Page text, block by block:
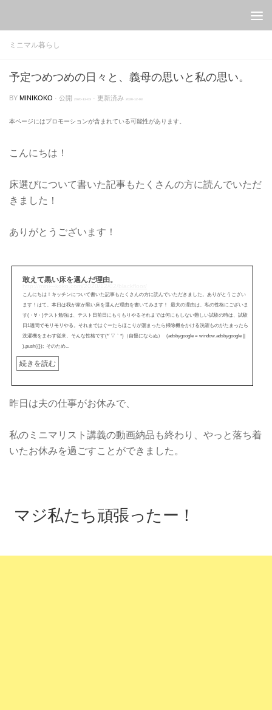
ミニマル暮らし
予定つめつめの日々と、義母の思いと私の思い。
BY MINIKOKO · 公開 2020-12-03 · 更新済み 2020-12-03
本ページにはプロモーションが含まれている可能性があります。
こんにちは！
床選びについて書いた記事もたくさんの方に読んでいただ
きました！
ありがとうございます！
敢えて黒い床を選んだ理由。
こんにちは！キッチンについて書いた記事もたくさんの方に読んでいただきました。ありがとうござい
ます！はて、本日は我が家が黒い床を選んだ理由を書いてみます！ 最大の理由は、私の性格にございま
す(・∀・)テスト勉強は、テスト日前日にもりもりやるそれまでは何にもしない難しい試験の時は、試験
日1週間でモリモリやる。それまではぐーたらほこりが溜まったら掃除機をかける洗濯ものがたまったら
洗濯機をまわす従来、そんな性格です(*´▽｀*)（自慢にならぬ） (adsbygoogle = window.adsbygoogle ||
).push({}); そのため...
続きを読む
昨日は夫の仕事がお休みで、
私のミニマリスト講義の動画納品も終わり、やっと落ち着
いたお休みを過ごすことができました。
マジ私たち頑張ったー！